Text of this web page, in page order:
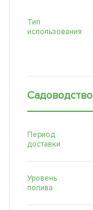
Тип
использования
Садоводство
Период
доставки
Уровень
полива